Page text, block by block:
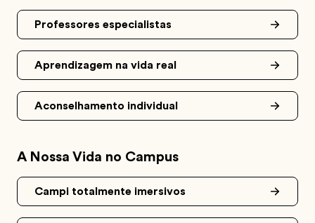
Professores especialistas
Aprendizagem na vida real
Aconselhamento individual
A Nossa Vida no Campus
Campi totalmente imersivos